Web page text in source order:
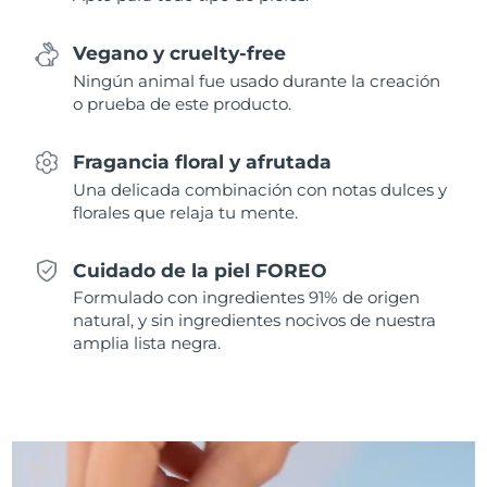
Vegano y cruelty-free
Ningún animal fue usado durante la creación
o prueba de este producto.
Fragancia floral y afrutada
Una delicada combinación con notas dulces y
florales que relaja tu mente.
Cuidado de la piel FOREO
Formulado con ingredientes 91% de origen
natural, y sin ingredientes nocivos de nuestra
amplia lista negra.
Eslovaquia
Eslovenia
Sudáfrica Entrega prevista
Corea del Sur Entrega prevista
España Entrega prevista
Suecia Entrega prevista8/9/26
Entrega prevista